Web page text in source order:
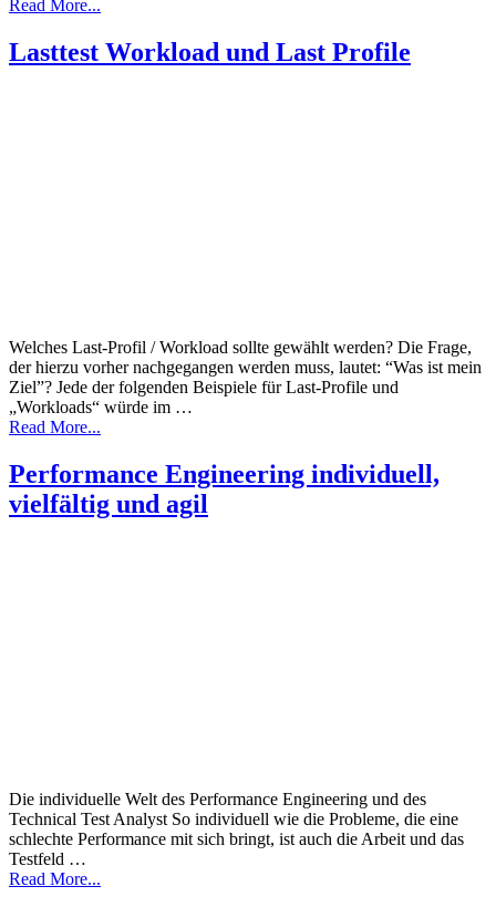
Read More...
Lasttest Workload und Last Profile
Welches Last-Profil / Workload sollte gewählt werden? Die Frage,
der hierzu vorher nachgegangen werden muss, lautet: “Was ist mein
Ziel”? Jede der folgenden Beispiele für Last-Profile und
„Workloads“ würde im …
Read More...
Performance Engineering individuell,
vielfältig und agil
Die individuelle Welt des Performance Engineering und des
Technical Test Analyst So individuell wie die Probleme, die eine
schlechte Performance mit sich bringt, ist auch die Arbeit und das
Testfeld …
Read More...